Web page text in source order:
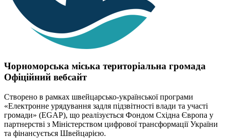
Чорноморська міська територіальна громада
Офіційний вебсайт
Створено в рамках швейцарсько-української програми
«Електронне урядування задля підзвітності влади та участі
громади» (EGAP), що реалізується Фондом Східна Європа у
партнерстві з Міністерством цифрової трансформації України
та фінансується Швейцарією.